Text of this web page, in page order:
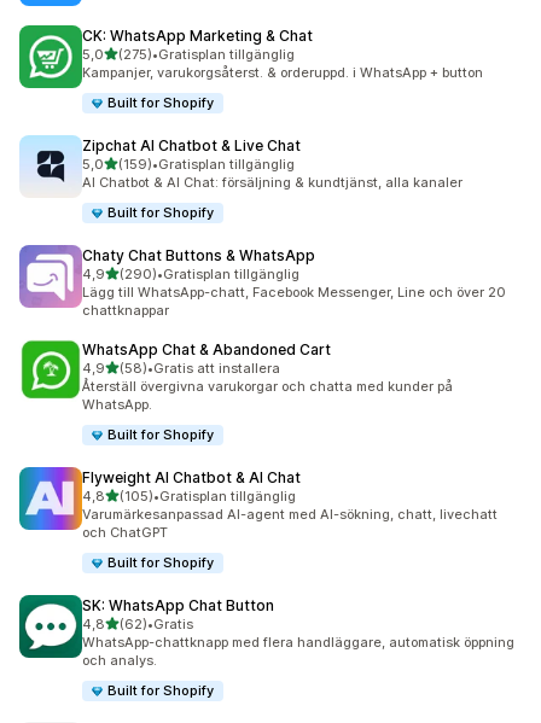
CK: WhatsApp Marketing & Chat
5,0av 5 stjärnor
(275)
275 recensioner totalt
•Gratisplan tillgänglig
Kampanjer, varukorgsåterst. & orderuppd. i WhatsApp + button
Built for Shopify
Zipchat AI Chatbot & Live Chat
5,0av 5 stjärnor
(159)
159 recensioner totalt
•Gratisplan tillgänglig
AI Chatbot & AI Chat: försäljning & kundtjänst, alla kanaler
Built for Shopify
Chaty Chat Buttons & WhatsApp
4,9av 5 stjärnor
(290)
290 recensioner totalt
•Gratisplan tillgänglig
Lägg till WhatsApp-chatt, Facebook Messenger, Line och över 20
chattknappar
WhatsApp Chat & Abandoned Cart
4,9av 5 stjärnor
(58)
58 recensioner totalt
•Gratis att installera
Återställ övergivna varukorgar och chatta med kunder på
WhatsApp.
Built for Shopify
Flyweight AI Chatbot & AI Chat
4,8av 5 stjärnor
(105)
105 recensioner totalt
•Gratisplan tillgänglig
Varumärkesanpassad AI-agent med AI-sökning, chatt, livechatt
och ChatGPT
Built for Shopify
SK: WhatsApp Chat Button
4,8av 5 stjärnor
(62)
62 recensioner totalt
•Gratis
WhatsApp-chattknapp med flera handläggare, automatisk öppning
och analys.
Built for Shopify